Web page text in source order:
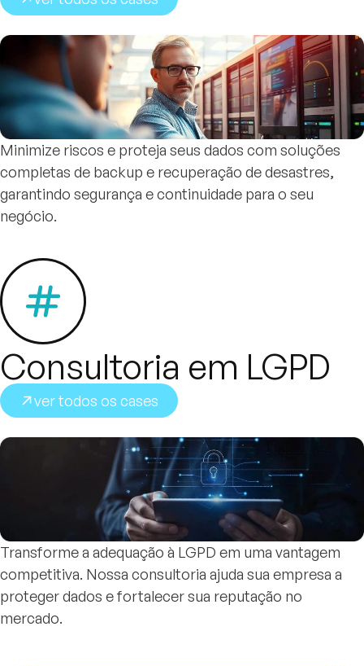
Minimize riscos e proteja seus dados com soluções
completas de backup e recuperação de desastres,
garantindo segurança e continuidade para o seu
negócio.
Consultoria em LGPD
ver todos os cases
Transforme a adequação à LGPD em uma vantagem
competitiva. Nossa consultoria ajuda sua empresa a
proteger dados e fortalecer sua reputação no
mercado.